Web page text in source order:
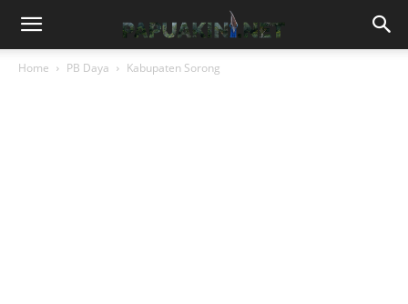
Home PB Daya Kabupaten Sorong